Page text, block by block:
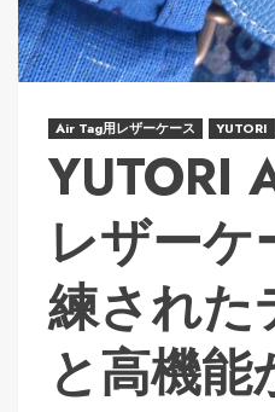
Air Tag用レザーケース YUTORI
YUTORI
レザー
練された
と高機能